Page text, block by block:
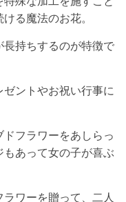
る魔法のお花。
長持ちするのが特徴で
ントやお祝い行事に
フラワーをあしらっ
あって女の子が喜ぶ
ワーを贈って、二人